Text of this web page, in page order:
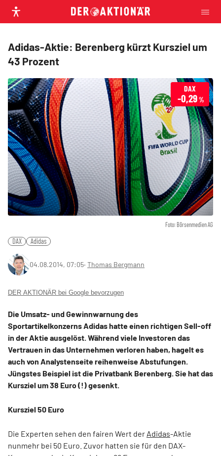
Adidas-Aktie: Berenberg kürzt Kursziel um
43 Prozent
Foto: Börsenmedien AG
DAX
-0,29%
DAX Adidas
04.08.2014, 07:05‧ Thomas Bergmann
DER AKTIONÄR bei Google bevorzugen
Die Umsatz- und Gewinnwarnung des
Sportartikelkonzerns Adidas hatte einen richtigen Sell-off
in der Aktie ausgelöst. Während viele Investoren das
Vertrauen in das Unternehmen verloren haben, hagelt es
auch von Analystenseite reihenweise Abstufungen.
Jüngstes Beispiel ist die Privatbank Berenberg. Sie hat das
Kursziel um 38 Euro (!) gesenkt.
Kursziel 50 Euro
Die Experten sehen den fairen Wert der Adidas-Aktie
nunmehr bei 50 Euro. Zuvor hatten sie für den DAX-